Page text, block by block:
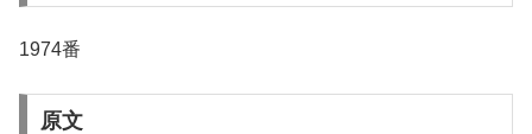
1974番
原文